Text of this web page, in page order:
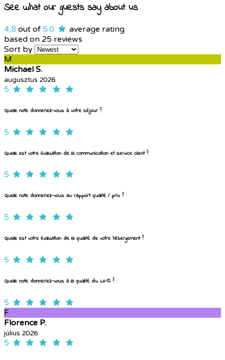
See what our guests say about us
4,8 out of 5.0
average rating
based on 25 reviews
Sort by
M
Michael S.
augusztus 2026
5
Quelle note donneriez-vous à votre séjour ?
5
Quelle est votre évaluation de la communication et service client ?
5
Quelle note donneriez-vous au rapport qualité / prix ?
5
Quelle est votre évaluation de la qualité de votre hébergement ?
5
Quelle note donneriez-vous à la qualité du Wi-Fi ?
5
F
Florence P.
július 2026
5